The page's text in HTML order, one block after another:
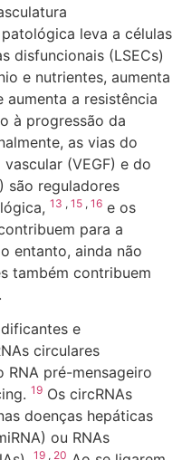
leva a células
disfuncionais (LSECs)
e nutrientes, aumenta
a resistência
à progressão da
as vias do
(VEGF) e do
são reguladores
13 , 15 , 16 e os
para a
entanto, ainda não
também contribuem
e
circulares
RNA pré-mensageiro
19 Os circRNAs
doenças hepáticas
ou RNAs
19 , 20